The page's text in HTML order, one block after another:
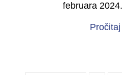
februara